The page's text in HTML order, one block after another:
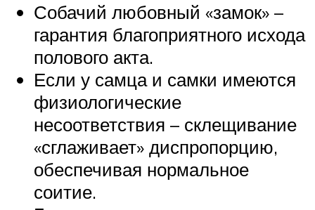
Собачий любовный «замок» –
гарантия благоприятного исхода
полового акта.
Если у самца и самки имеются
физиологические
несоответствия – склещивание
«сглаживает» диспропорцию,
обеспечивая нормальное
соитие.